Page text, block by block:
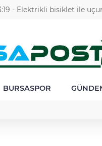
- Elektrikli bisiklet ile
TND
16,2478
BGN
28,0626
BURSASPOR